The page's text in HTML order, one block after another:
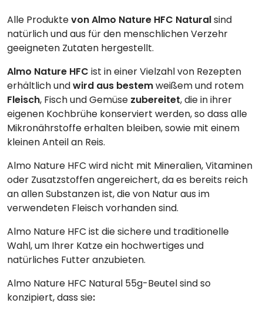
Alle Produktevon Almo Nature HFC Naturalsind
natürlich und aus für den menschlichen Verzehr
geeigneten Zutaten hergestellt.
Almo Nature HFC ist in einer Vielzahl von Rezepten
erhältlich undwird aus bestemweißem und rotem
Fleisch, Fisch und Gemüse zubereitet, die in ihrer
eigenen Kochbrühe konserviert werden, so dass alle
Mikronährstoffe erhalten bleiben, sowie mit einem
kleinen Anteil an Reis.
Almo Nature HFC wird nicht mit Mineralien, Vitaminen
oder Zusatzstoffen angereichert, da es bereits reich
an allen Substanzen ist, die von Natur aus im
verwendeten Fleisch vorhanden sind.
Almo Nature HFC ist die sichere und traditionelle
Wahl, um Ihrer Katze ein hochwertiges und
natürliches Futter anzubieten.
Almo Nature HFC Natural 55g-Beutel sind so
konzipiert, dass sie: